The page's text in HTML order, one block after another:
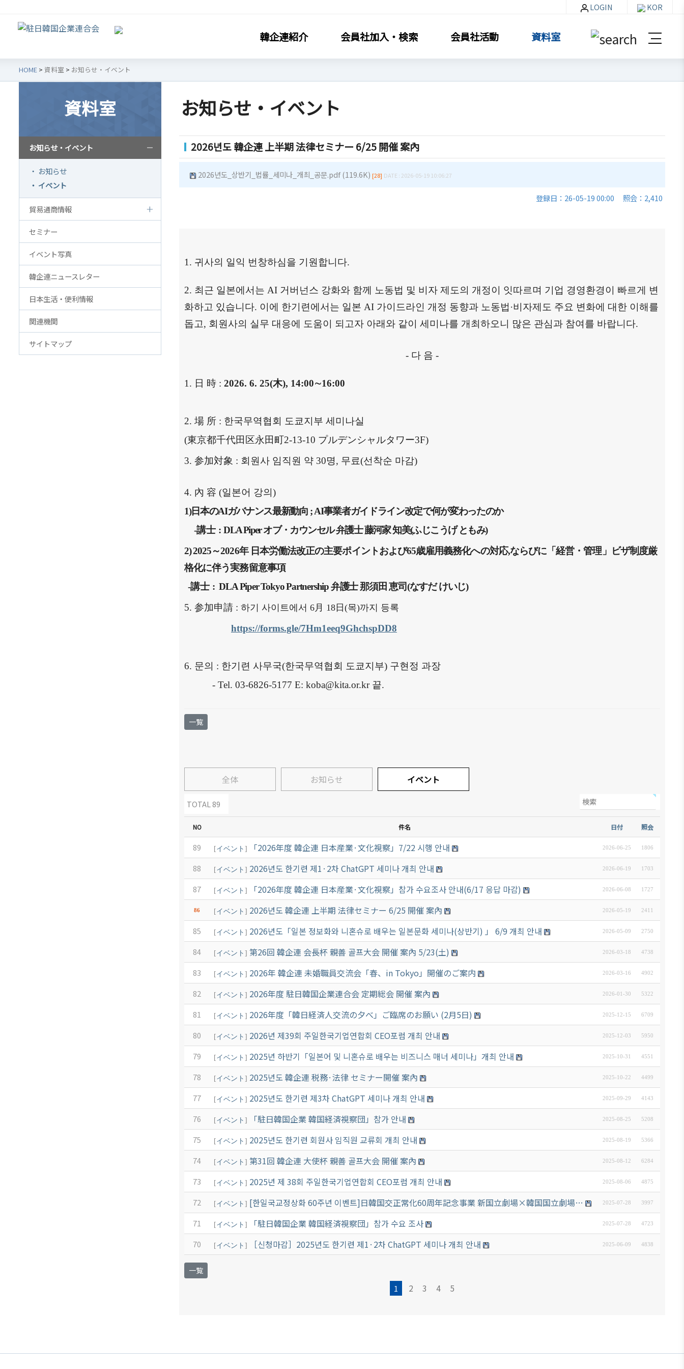
韓企連紹介
ご挨拶
設立目的/沿革
主要事業
定款
組織図
アクセス
韓国貿易協会 東京支部
ウェブアクセシビリティ方針
会員社加入・検索
韓企連会員加入
会員権利·義務·特典
お問い合わせ
分科委員会
クラブ（同好会）
イベント写真
KOR
LOGIN
韓企連紹介 会員社加入・検索 会員社活動 資料室
HOME > 資料室 > お知らせ・イベント
資料室
お知らせ・イベント
・ お知らせ
・ イベント
貿易通商情報
セミナー
イベント写真
韓企連ニュースレター
日本生活・便利情報
関連機関
サイトマップ
お知らせ・イベント
2026년도 韓企連 上半期 法律セミナー 6/25 開催 案內
2026년도_상반기_법률_세미나_개최_공문.pdf (119.6K) [28] DATE : 2026-05-19 10:06:27
登録日：26-05-19 00:00 照会：2,410
1. 귀사의 일익 번창하심을 기원합니다.
2. 최근 일본에서는 AI 거버넌스 강화와 함께 노동법 및 비자 제도의 개정이 잇따르며 기업 경영환경이 빠르게 변
화하고 있습니다. 이에 한기련에서는 일본 AI 가이드라인 개정 동향과 노동법 ·비자제도 주요 변화에 대한 이해를
돕고, 회원사의 실무 대응에 도움이 되고자 아래와 같이 세미나를 개최하오니 많은 관심과 참여를 바랍니다.
- 다 음 -
1. 日 時 : 2026. 6. 25(木), 14:00∼16:00
2. 場 所 : 한국무역협회 도쿄지부 세미나실
(東京都千代田区永田町2-13-10 プルデンシャルタワー3F)
3. 参加対象 : 회원사 임직원 약 30명, 무료(선착순 마감)
4. 內 容 (일본어 강의 )
1)日本のAIガバナンス最新動向 ;AI事業者ガイドライン改定で何が変わったのか
-講士 : DLA Piperオブ・カウンセル弁護士 藤河家知美(ふじこうげともみ)
2)2025～2026年 日本労働法改正の主要ポイントおよび65歳雇用義務化への対応,ならびに 「経営・管理 」 ビザ制度厳
格化に伴う実務留意事項
-講士 :DLA Piper Tokyo Partnership弁護士 那須田 恵司(なすだ けいじ)
5. 参加申請 : 하기 사이트에서 6月 18 日 (목)까지 등록
https://forms.gle/7Hm1eeq9GhchspDD8
6. 문의 : 한기련 사무국(한국무역협회 도쿄지부) 구현정 과장
- Tel. 03-6826-5177 E: koba@kita.or.kr 끝.
一覧
全体 お知らせ イベント
TOTAL 89
NO 件名 日付 照会
89 [イベント] 「2026年度 韓企連 日本産業·文化視察」7/22 시행 안내 2026-06-25 1806
88 [イベント] 2026년도 한기련 제1·2차 ChatGPT 세미나 개최 안내 2026-06-19 1703
87 [イベント] 「2026年度 韓企連 日本産業·文化視察」참가 수요조사 안내(6/17 응답 마감) 2026-06-08 1727
86 [イベント] 2026년도 韓企連 上半期 法律セミナー 6/25 開催 案內 2026-05-19 2411
85 [イベント] 2026년도「일본 정보화와 니혼슈로 배우는 일본문화 세미나(상반기) 」 6/9 개최 안내 2026-05-09 2750
84 [イベント] 第26回 韓企連 会長杯 親善 골프大会 開催 案內 5/23(土) 2026-03-18 4738
83 [イベント] 2026年 韓企連 未婚職員交流会「春、in Tokyo」開催のご案内 2026-03-16 4902
82 [イベント] 2026年度 駐日韓国企業連合会 定期総会 開催 案內 2026-01-30 5322
81 [イベント] 2026年度「韓日経済人交流の夕べ」ご臨席のお願い (2月5日) 2025-12-15 6709
80 [イベント] 2026년 제39회 주일한국기업연합회 CEO포럼 개최 안내 2025-12-03 5950
79 [イベント] 2025년 하반기「일본어 및 니혼슈로 배우는 비즈니스 매너 세미나」개최 안내 2025-10-31 4551
78 [イベント] 2025년도 韓企連 税務·法律 セミナー開催 案內 2025-10-22 4499
77 [イベント] 2025년도 한기련 제3차 ChatGPT 세미나 개최 안내 2025-09-29 4143
76 [イベント] 「駐日韓国企業 韓国経済視察団」참가 안내 2025-08-25 5208
75 [イベント] 2025년도 한기련 회원사 임직원 교류회 개최 안내 2025-08-19 5366
74 [イベント] 第31回 韓企連 大使杯 親善 골프大会 開催 案內 2025-08-12 6284
73 [イベント] 2025년 제 38회 주일한국기업연합회 CEO포럼 개최 안내 2025-08-06 4875
72 [イベント] [한일국교정상화 60주년 이벤트]日韓国交正常化60周年記念事業 新国立劇場×韓国国立劇場… 2025-07-28 3997
71 [イベント] 「駐日韓国企業 韓国経済視察団」참가 수요 조사 2025-07-28 4723
70 [イベント] ［신청마감］2025년도 한기련 제1·2차 ChatGPT 세미나 개최 안내 2025-06-09 4838
一覧
1 2 3 4 5